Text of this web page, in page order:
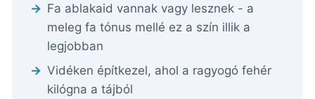
Fa ablakaid vannak vagy lesznek - a
meleg fa tónus mellé ez a szín illik a
legjobban
Vidéken építkezel, ahol a ragyogó fehér
kilógna a tájból